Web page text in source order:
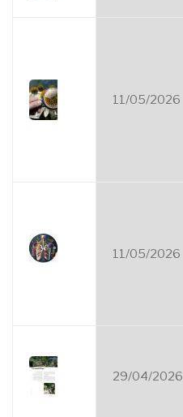
11/05/2026
11/05/2026
29/04/2026